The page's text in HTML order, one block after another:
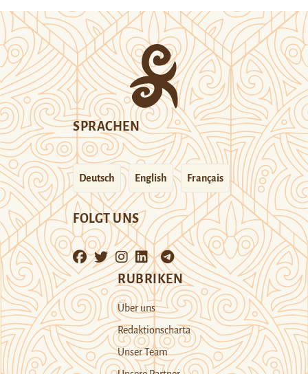
SPRACHEN
Deutsch English Français
FOLGT UNS
RUBRIKEN
Über uns
Redaktionscharta
Unser Team